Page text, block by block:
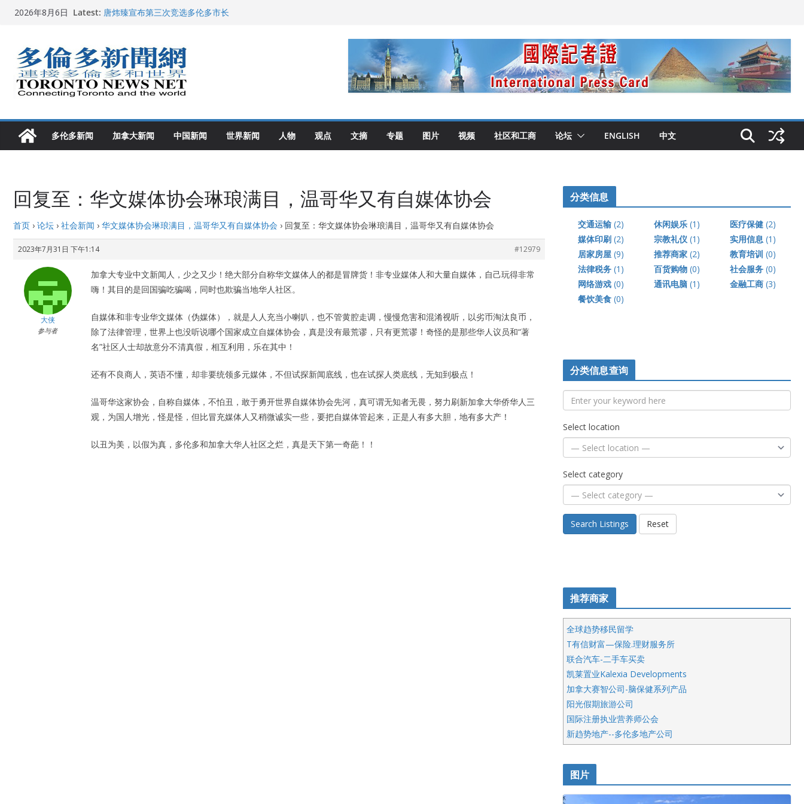
Skip2026年8月6日 Latest: 唐炜臻宣布第三次竞选多伦多市长
多伦多市长选举拉开帷幕 多名华人候选人宣布角逐
2026深圳国际佛事用品展览会暨沉香文化艺术展开幕盛典纪实
多伦多新闻 加拿大新闻 中国新闻 世界新闻 人物 观点 文摘 专题 图片 视频 社区和工商 论坛 ENGLISH 中文
回复至：华文媒体协会琳琅满目，温哥华又有自媒体协会
首页 › 论坛 › 社会新闻 › 华文媒体协会琳琅满目，温哥华又有自媒体协会 › 回复至：华文媒体协会琳琅满目，温哥华又有自媒体协会
2023年7月31日 下午1:14 #12979
大侠
参与者
加拿大专业中文新闻人，少之又少！绝大部分自称华文媒体人的都是冒牌货！非专业媒体人和大量自媒体，自己玩得非常
嗨！其目的是回国骗吃骗喝，同时也欺骗当地华人社区。
自媒体和非专业华文媒体（伪媒体），就是人人充当小喇叭，也不管黄腔走调，慢慢危害和混淆视听，以劣币淘汰良币，
除了法律管理，世界上也没听说哪个国家成立自媒体协会，真是没有最荒谬，只有更荒谬！奇怪的是那些华人议员和“著
名”社区人士却故意分不清真假，相互利用，乐在其中！
还有不良商人，英语不懂，却非要统领多元媒体，不但试探新闻底线，也在试探人类底线，无知到极点！
温哥华这家协会，自称自媒体，不怕丑，敢于勇开世界自媒体协会先河，真可谓无知者无畏，努力刷新加拿大华侨华人三
观，为国人增光，怪是怪，但比冒充媒体人又稍微诚实一些，要把自媒体管起来，正是人有多大胆，地有多大产！
以丑为美，以假为真，多伦多和加拿大华人社区之烂，真是天下第一奇葩！！
分类信息
交通运输 (2) 休闲娱乐 (1) 医疗保健 (2)
媒体印刷 (2) 宗教礼仪 (1) 实用信息 (1)
居家房屋 (9) 推荐商家 (2) 教育培训 (0)
法律税务 (1) 百货购物 (0) 社会服务 (0)
网络游戏 (0) 通讯电脑 (1) 金融工商 (3)
餐饮美食 (0)
分类信息查询
Select location
Select category
Search Listings Reset
推荐商家
全球趋势移民留学
T有信财富—保险.理财服务所
联合汽车-二手车买卖
凯莱置业Kalexia Developments
加拿大赛智公司-脑保健系列产品
阳光假期旅游公司
国际注册执业营养师公会
新趋势地产--多伦多地产公司
呱呱电器
开明车行KS CAR SALES & SERVICE
健健宝公司
皇后金融集团
图片